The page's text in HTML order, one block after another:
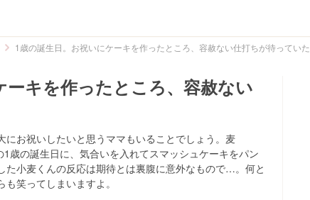
1歳の誕生日。お祝いにケーキを作ったところ、容赦ない仕打ちが待っていた
キを作ったところ、容赦ない
お祝いしたいと思うママもいることでしょう。麦
歳の誕生日に、気合いを入れてスマッシュケーキをパン
た小麦くんの反応は期待とは裏腹に意外なもので…。何と
笑ってしまいますよ。